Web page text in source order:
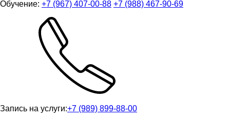
Обучение: +7 (967) 407-00-88 +7 (988) 467-90-69
Запись на услуги:+7 (989) 899-88-00